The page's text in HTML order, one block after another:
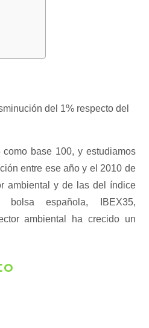
del 1% respecto del
base 100, y estudiamos
entre ese año y el 2010 de
ambiental y de las del índice
española, IBEX35,
ambiental ha crecido un